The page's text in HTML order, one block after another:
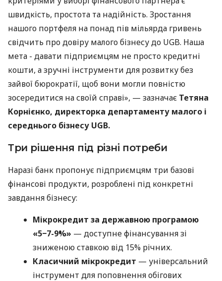
швидкість, простота та надійність. Зростання
нашого портфеля на понад пів мільярда гривень
свідчить про довіру малого бізнесу до UGB. Наша
мета - давати підприємцям не просто кредитні
кошти, а зручні інструменти для розвитку без
зайвої бюрократії, щоб вони могли повністю
зосередитися на своїй справі», — зазначає Тетяна
Корнієнко, директорка департаменту малого і
середнього бізнесу UGB.
Три рішення під різні потреби
Наразі банк пропонує підприємцям три базові
фінансові продукти, розроблені під конкретні
завдання бізнесу:
Мікрокредит за державною програмою
«5−7-9%» — доступне фінансування зі
зниженою ставкою від 15% річних.
Класичний мікрокредит — універсальний
інструмент для поповнення обігових